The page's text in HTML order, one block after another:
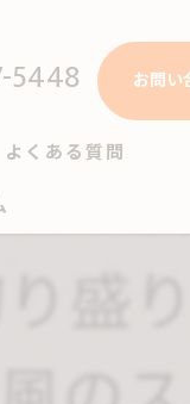
5448 お問い
よくある質問
テ